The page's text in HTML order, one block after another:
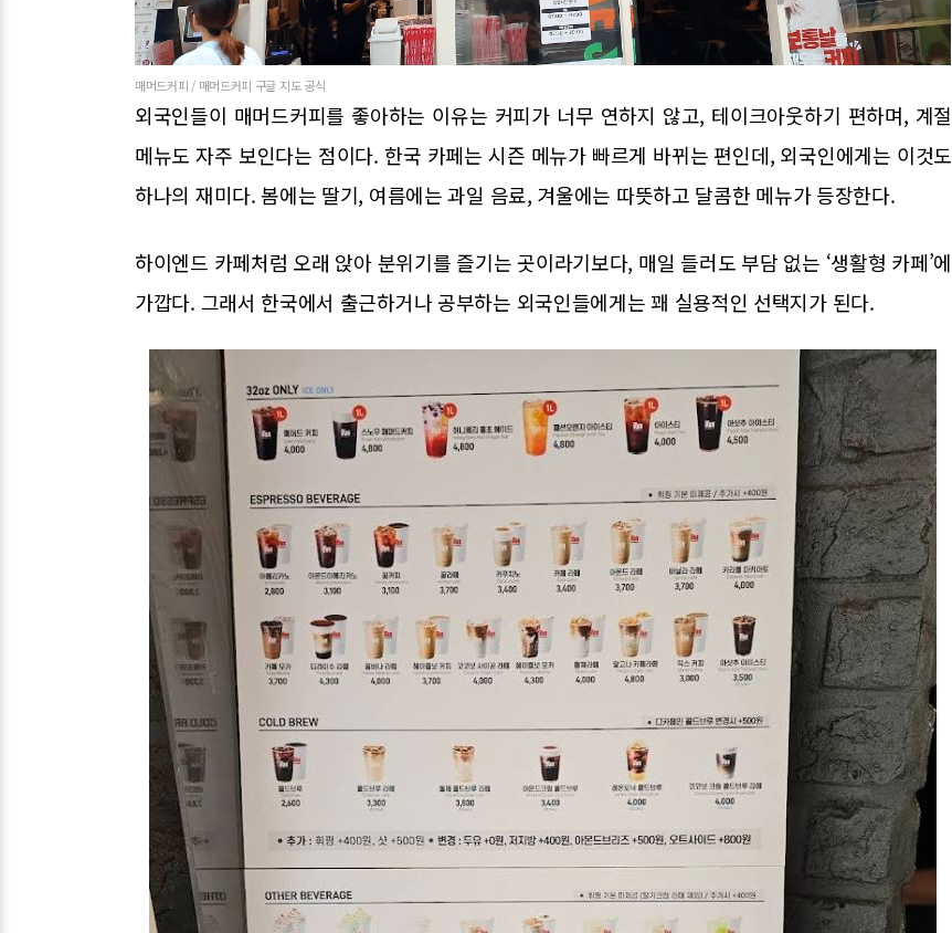
매머드커피 / 매머드커피 구글 지도 공식
외국인들이 매머드커피를 좋아하는 이유는 커피가 너무 연하지 않고, 테이크아웃하기 편하며, 계절
메뉴도 자주 보인다는 점이다. 한국 카페는 시즌 메뉴가 빠르게 바뀌는 편인데, 외국인에게는 이것도
하나의 재미다. 봄에는 딸기, 여름에는 과일 음료, 겨울에는 따뜻하고 달콤한 메뉴가 등장한다.
하이엔드 카페처럼 오래 앉아 분위기를 즐기는 곳이라기보다, 매일 들러도 부담 없는 ‘생활형 카페’에
가깝다. 그래서 한국에서 출근하거나 공부하는 외국인들에게는 꽤 실용적인 선택지가 된다.